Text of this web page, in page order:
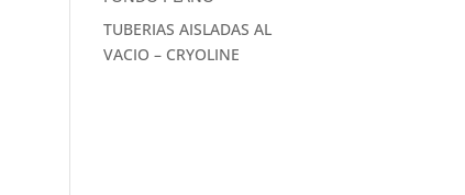
TUBERIAS AISLADAS AL
VACIO – CRYOLINE